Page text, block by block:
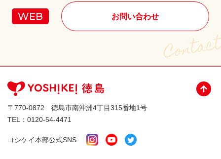
お問い合わせ
〒770-0872 徳島市南沖洲4丁目315番地1号
TEL： 0120-54-4471
ヨシケイ本部公式SNS